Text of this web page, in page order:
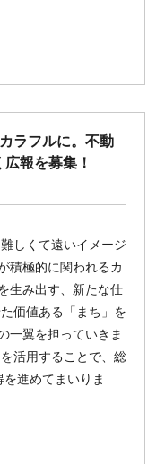
ラフルに。不動
報を募集！
しくて遠いイメージ
積極的に関われるカ
生み出す、新たな仕
価値ある「まち」を
一翼を担っていきま
活用することで、総
進めてまいりま